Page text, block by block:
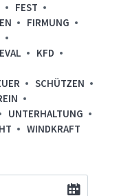
FEST
FIRMUNG
KFD
SCHÜTZEN
UNTERHALTUNG
WINDKRAFT